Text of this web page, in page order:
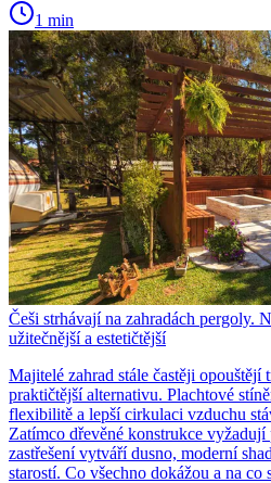
1 min
Češi strhávají na zahradách pergoly.
užitečnější a estetičtější
Majitelé zahrad stále častěji opouštějí
praktičtější alternativu. Plachtové
flexibilitě a lepší cirkulaci vzduchu
Zatímco dřevěné konstrukce
zastřešení vytváří dusno, moderní
starostí. Co všechno dokážou a na